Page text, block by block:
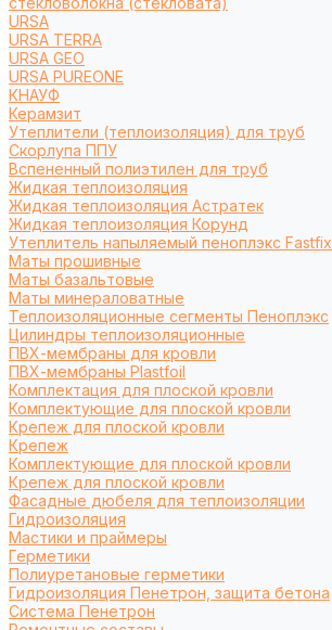
URSA
URSA TERRA
URSA GEO
URSA PUREONE
КНАУФ
Керамзит
Утеплители (теплоизоляция) для труб
Cкорлупа ППУ
Вспененный полиэтилен для труб
Жидкая теплоизоляция
Жидкая теплоизоляция Астратек
Жидкая теплоизоляция Корунд
Утеплитель напыляемый пеноплэкс Fastfix
Маты прошивные
Маты базальтовые
Маты минераловатные
Теплоизоляционные сегменты Пеноплэкс
Цилиндры теплоизоляционные
ПВХ-мембраны для кровли
ПВХ-мембраны Plastfoil
Комплектация для плоской кровли
Комплектующие для плоской кровли
Крепеж для плоской кровли
Крепеж
Комплектующие для плоской кровли
Крепеж для плоской кровли
Фасадные дюбеля для теплоизоляции
Гидроизоляция
Мастики и праймеры
Герметики
Полиуретановые герметики
Гидроизоляция Пенетрон, защита бетона
Система Пенетрон